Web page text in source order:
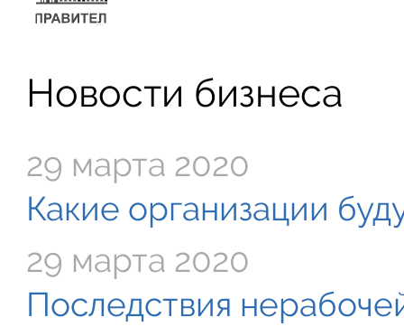
Новости бизнеса
29 марта 2020
Какие организации
29 марта 2020
Последствия